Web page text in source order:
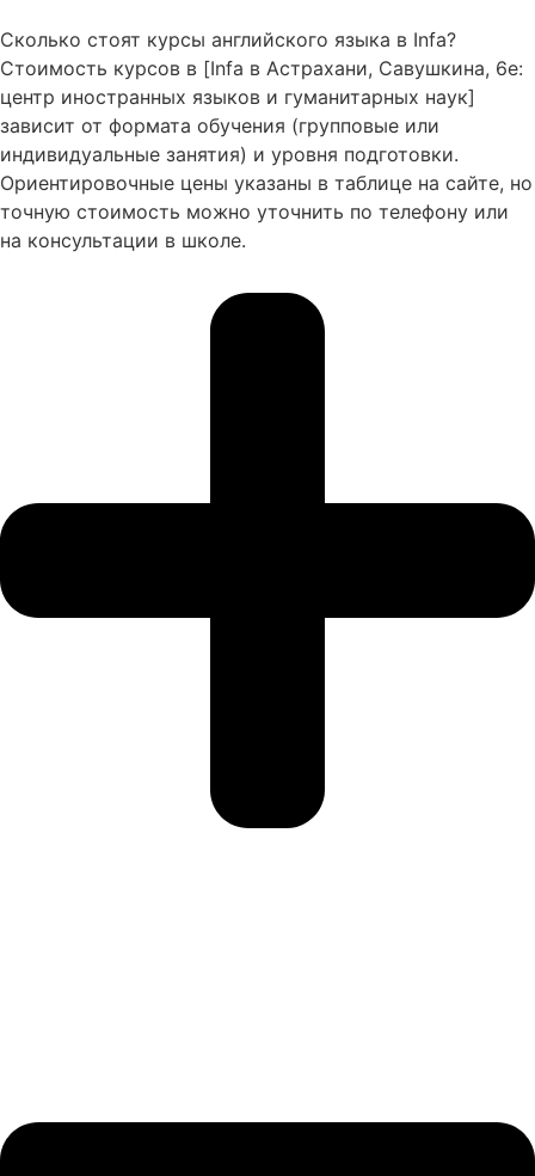
Сколько стоят курсы английского языка в Infa?
Стоимость курсов в [Infa в Астрахани, Савушкина, 6е:
центр иностранных языков и гуманитарных наук]
зависит от формата обучения (групповые или
индивидуальные занятия) и уровня подготовки.
Ориентировочные цены указаны в таблице на сайте, но
точную стоимость можно уточнить по телефону или
на консультации в школе.